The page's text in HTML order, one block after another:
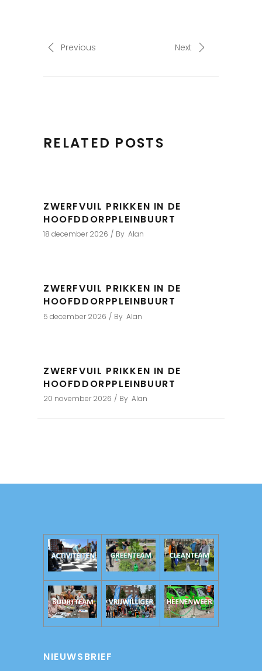
Previous Next
RELATED POSTS
ZWERFVUIL PRIKKEN IN DE
HOOFDDORPPLEINBUURT
18 december 2026 By Alan
ZWERFVUIL PRIKKEN IN DE
HOOFDDORPPLEINBUURT
5 december 2026 By Alan
ZWERFVUIL PRIKKEN IN DE
HOOFDDORPPLEINBUURT
20 november 2026 By Alan
NIEUWSBRIEF